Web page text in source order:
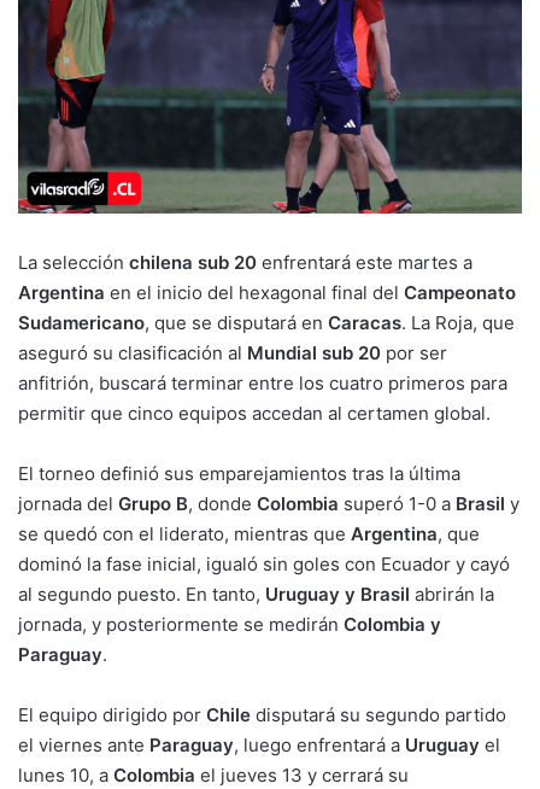
La selección chilena sub 20 enfrentará este martes a
Argentina en el inicio del hexagonal final del Campeonato
Sudamericano, que se disputará en Caracas. La Roja, que
aseguró su clasificación al Mundial sub 20 por ser
anfitrión, buscará terminar entre los cuatro primeros para
permitir que cinco equipos accedan al certamen global.
El torneo definió sus emparejamientos tras la última
jornada del Grupo B, donde Colombia superó 1-0 a Brasil y
se quedó con el liderato, mientras que Argentina, que
dominó la fase inicial, igualó sin goles con Ecuador y cayó
al segundo puesto. En tanto, Uruguay y Brasil abrirán la
jornada, y posteriormente se medirán Colombia y
Paraguay.
El equipo dirigido por Chile disputará su segundo partido
el viernes ante Paraguay, luego enfrentará a Uruguay el
lunes 10, a Colombia el jueves 13 y cerrará su